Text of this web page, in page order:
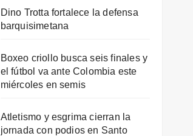
Dino Trotta fortalece la defensa
barquisimetana
Boxeo criollo busca seis finales y
el fútbol va ante Colombia este
miércoles en semis
Atletismo y esgrima cierran la
jornada con podios en Santo